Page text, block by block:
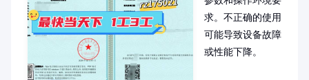
求。不正确的使用
可能导致设备故障
或性能下降。